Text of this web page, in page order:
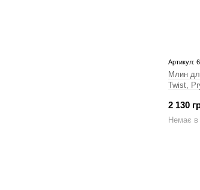
Артикул:
Млин
Twist,
2 130
Немає в